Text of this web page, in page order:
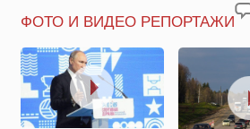
ФОТО И ВИДЕО РЕПОРТАЖИ